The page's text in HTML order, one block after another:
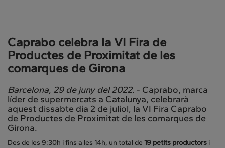
Caprabo celebra la VI Fira de
Productes de Proximitat de les
comarques de Girona
Barcelona, 29 de juny del 2022. - Caprabo, marca
líder de supermercats a Catalunya, celebrarà
aquest dissabte dia 2 de juliol, la VI Fira Caprabo
de Productes de Proximitat de les comarques de
Girona.
Des de les 9:30h i fins a les 14h, un total de 19 petits productors i